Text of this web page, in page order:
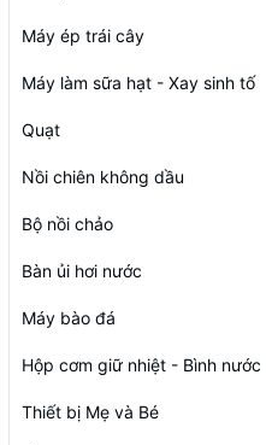
Máy ép trái cây
Máy làm sữa hạt - Xay sinh tố
Quạt
Nồi chiên không dầu
Bộ nồi chảo
Bàn ủi hơi nước
Máy bào đá
Hộp cơm giữ nhiệt - Bình nước
Thiết bị Mẹ và Bé